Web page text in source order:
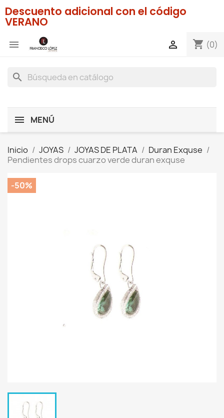
Descuento adicional con el código
VERANO
 shopping_cart (0)

search
MENÚ
Inicio JOYAS JOYAS DE PLATA
Duran Exquse
Pendientes drops cuarzo verde duran exquse
-50%